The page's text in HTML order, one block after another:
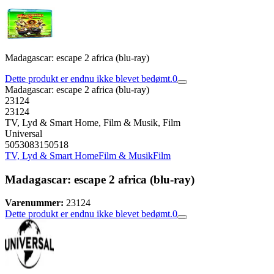
Madagascar: escape 2 africa (blu-ray)
Dette produkt er endnu ikke blevet bedømt.0
Madagascar: escape 2 africa (blu-ray)
23124
23124
TV, Lyd & Smart Home, Film & Musik, Film
Universal
5053083150518
TV, Lyd & Smart HomeFilm & MusikFilm
Madagascar: escape 2 africa (blu-ray)
Varenummer: 23124
Dette produkt er endnu ikke blevet bedømt.0